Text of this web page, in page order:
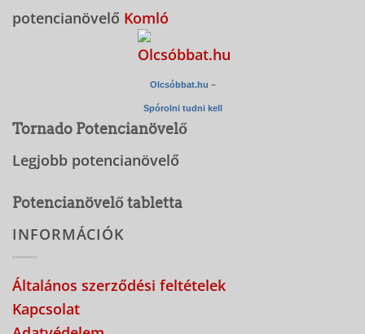
potencianövelő Komló
Olcsóbbat.hu –
Spórolni tudni kell
Tornado Potencianövelő
Legjobb potencianövelő
Potencianövelő tabletta
INFORMÁCIÓK
Általános szerződési feltételek
Kapcsolat